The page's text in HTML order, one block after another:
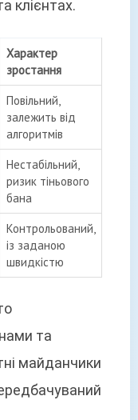
клієнтах.
Характер
зростання
Повільний,
залежить від
алгоритмів
Нестабільний,
ризик тіньового
бана
Контрольований,
із заданою
швидкістю
та
майданчики